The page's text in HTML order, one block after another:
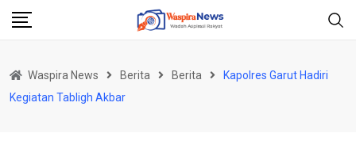
Skip
Waspira News Berita Berita
Kapolres Garut Hadiri
Kegiatan Tabligh Akbar